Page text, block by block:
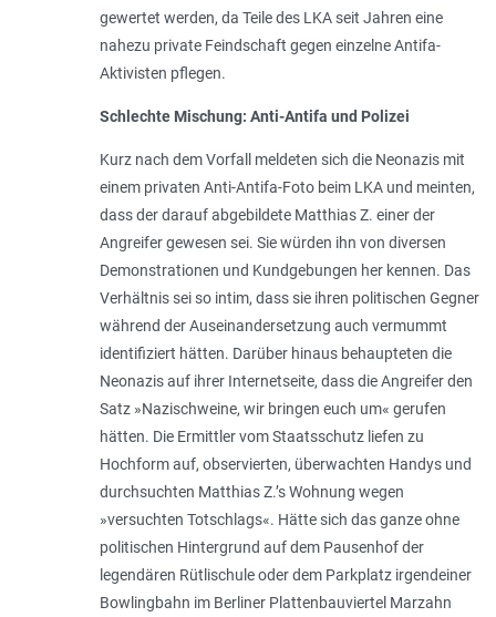
gewertet werden, da Teile des LKA seit Jahren eine
nahezu private Feindschaft gegen einzelne Antifa-
Aktivisten pflegen.
Schlechte Mischung: Anti-Antifa und Polizei
Kurz nach dem Vorfall meldeten sich die Neonazis mit
einem privaten Anti-Antifa-Foto beim LKA und meinten,
dass der darauf abgebildete Matthias Z. einer der
Angreifer gewesen sei. Sie würden ihn von diversen
Demonstrationen und Kundgebungen her kennen. Das
Verhältnis sei so intim, dass sie ihren politischen Gegner
während der Auseinandersetzung auch vermummt
identifiziert hätten. Darüber hinaus behaupteten die
Neonazis auf ihrer Internetseite, dass die Angreifer den
Satz »Nazischweine, wir bringen euch um« gerufen
hätten. Die Ermittler vom Staatsschutz liefen zu
Hochform auf, observierten, überwachten Handys und
durchsuchten Matthias Z.’s Wohnung wegen
»versuchten Totschlags«. Hätte sich das ganze ohne
politischen Hintergrund auf dem Pausenhof der
legendären Rütlischule oder dem Parkplatz irgendeiner
Bowlingbahn im Berliner Plattenbauviertel Marzahn